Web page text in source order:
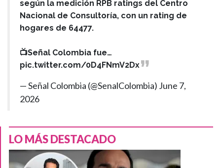
según la medición RPB ratings del Centro
Nacional de Consultoría, con un rating de
hogares de 64477.
📺Señal Colombia fue…
pic.twitter.com/0D4FNmV2Dx
— Señal Colombia (@SenalColombia) June 7,
2026
LO MÁS DESTACADO